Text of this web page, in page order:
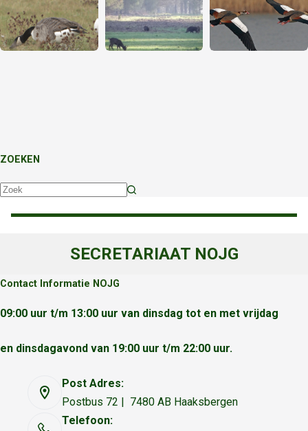
ZOEKEN
SECRETARIAAT NOJG
Contact Informatie NOJG
09:00 uur t/m 13:00 uur van dinsdag tot en met vrijdag
en dinsdagavond van 19:00 uur t/m 22:00 uur.
Post Adres:
Postbus 72 | 7480 AB Haaksbergen
Telefoon: